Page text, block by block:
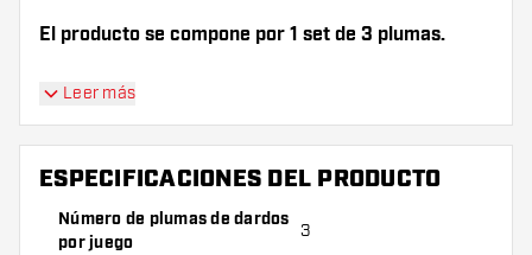
El producto se compone por 1 set de 3 plumas.
¡Consejo de Dartshopper!
Asegúrate de tener suficientes plumas y cañas.
Estas pueden dañarse o romperse con el uso.
Prueba una forma, un material o un grosor
Leer más
ESPECIFICACIONES DEL PRODUCTO
Número de plumas de dardos
por juego
3